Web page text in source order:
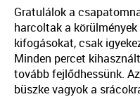
Gratulálok a
harcoltak a körülmények
kifogásokat, csak
Minden percet
tovább fejlődhessünk.
büszke vagyok a